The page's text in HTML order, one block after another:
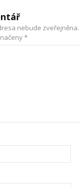
nebude zveřejněna.
*